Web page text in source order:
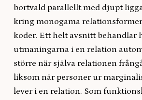
bortvald parallellt med djupt
kring monogama
koder. Ett helt avsnitt behandlar
utmaningarna i en relation
större när själva relationen
liksom när personer ur
lever i en relation. Som